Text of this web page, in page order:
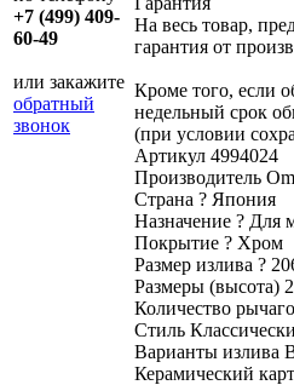
+7 (499) 409-
60-49
или закажите
обратный
звонок
На весь товар,
гарантия от
Кроме того, если
недельный срок
(при условии
Артикул 4994024
Производитель
Страна ? Япония
Назначение ? Для
Покрытие ? Хром
Размер излива ?
Размеры (высота)
Количество
Стиль
Варианты излива
Керамический